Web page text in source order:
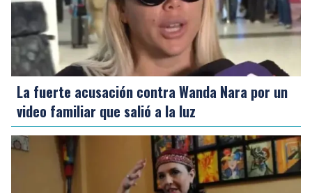
La fuerte acusación contra Wanda Nara por un
video familiar que salió a la luz